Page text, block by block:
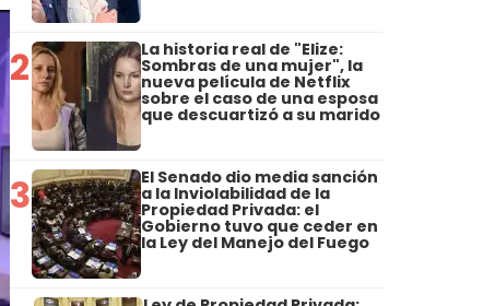
2 La historia real de "Elize:
Sombras de una mujer", la
nueva película de Netflix
sobre el caso de una esposa
que descuartizó a su marido
3 El Senado dio media sanción
a la Inviolabilidad de la
Propiedad Privada: el
Gobierno tuvo que ceder en
la Ley del Manejo del Fuego